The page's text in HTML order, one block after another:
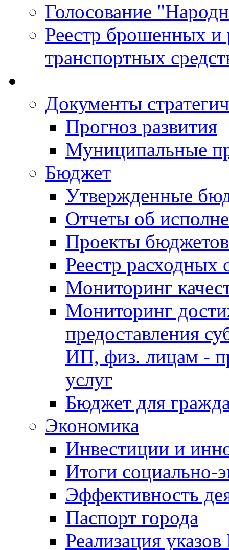
Голосование
Реестр брошенных и
транспортных
Документы
Прогноз развития
Муниципальные
Бюджет
Утвержденные
Отчеты об
Проекты бюджетов
Реестр расходных
Мониторинг
Мониторинг
предоставления
ИП, физ. лицам -
услуг
Бюджет для
Экономика
Инвестиции и
Итоги социально-
Эффективность
Паспорт города
Реализация